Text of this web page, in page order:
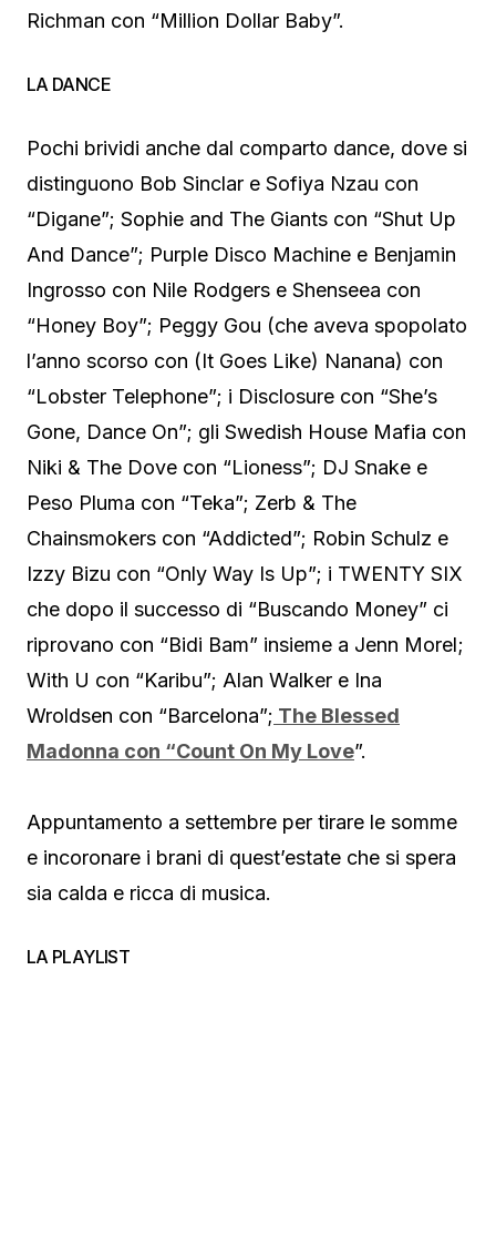
Richman con “Million Dollar Baby”.
LA DANCE
Pochi brividi anche dal comparto dance, dove si
distinguono Bob Sinclar e Sofiya Nzau con
“Digane”; Sophie and The Giants con “Shut Up
And Dance”; Purple Disco Machine e Benjamin
Ingrosso con Nile Rodgers e Shenseea con
“Honey Boy”; Peggy Gou (che aveva spopolato
l’anno scorso con (It Goes Like) Nanana) con
“Lobster Telephone”; i Disclosure con “She’s
Gone, Dance On”; gli Swedish House Mafia con
Niki & The Dove con “Lioness”; DJ Snake e
Peso Pluma con “Teka”; Zerb & The
Chainsmokers con “Addicted”; Robin Schulz e
Izzy Bizu con “Only Way Is Up”; i TWENTY SIX
che dopo il successo di “Buscando Money” ci
riprovano con “Bidi Bam” insieme a Jenn Morel;
With U con “Karibu”; Alan Walker e Ina
Wroldsen con “Barcelona”; The Blessed
Madonna con “Count On My Love”.
Appuntamento a settembre per tirare le somme
e incoronare i brani di quest’estate che si spera
sia calda e ricca di musica.
LA PLAYLIST